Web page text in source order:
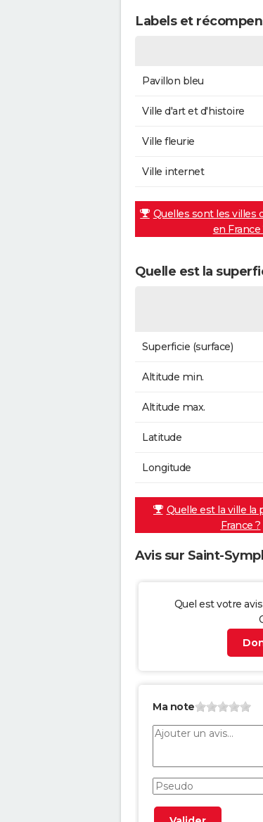
Labels et
Pavillon bleu
Ville d'art et d'histoire
Ville fleurie
Ville internet
Quelles sont les villes
en France
Quelle est la
Superficie (surface)
Altitude min.
Altitude max.
Latitude
Longitude
Quelle est la ville la
France ?
Avis sur Saint-
Quel est votre
Ma note